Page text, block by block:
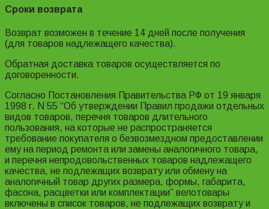
Сроки возврата
Возврат возможен в течение 14 дней после получения
(для товаров надлежащего качества).
Обратная доставка товаров осуществляется по
договоренности.
Согласно Постановления Правительства РФ от 19 января
1998 г. N 55 “Об утверждении Правил продажи отдельных
видов товаров, перечня товаров длительного
пользования, на которые не распространяется
требование покупателя о безвозмездном предоставлении
ему на период ремонта или замены аналогичного товара,
и перечня непродовольственных товаров надлежащего
качества, не подлежащих возврату или обмену на
аналогичный товар других размера, формы, габарита,
фасона, расцветки или комплектации” велотовары
включены в список товаров, не подлежащих возврату и